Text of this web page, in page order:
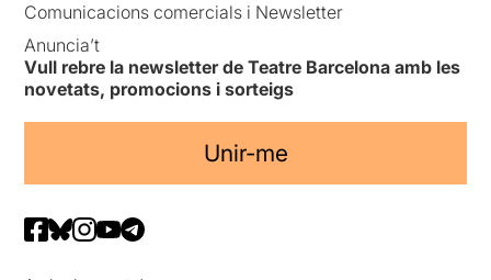
Comunicacions comercials i Newsletter
Anuncia’t
Vull rebre la newsletter de Teatre Barcelona amb les
novetats, promocions i sorteigs
Unir-me